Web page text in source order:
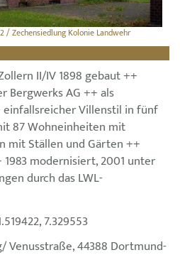
/ Zechensiedlung Kolonie Landwehr
II/IV 1898 gebaut ++
Bergwerks AG ++ als
Villenstil in fünf
87 Wohneinheiten mit
mit Ställen und Gärten ++
modernisiert, 2001 unter
durch das LWL-
7.329553
Venusstraße, 44388 Dortmund-